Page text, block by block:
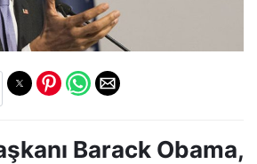
Barack Obama,